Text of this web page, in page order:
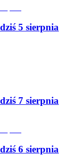
5 sierpnia
7 sierpnia
6 sierpnia